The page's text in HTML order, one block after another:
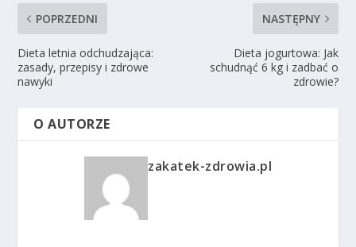
POPRZEDNI
Dieta letnia odchudzająca:
zasady, przepisy i zdrowe
nawyki
NASTĘPNY
Dieta jogurtowa: Jak
schudnąć 6 kg i zadbać o
zdrowie?
O AUTORZE
zakatek-zdrowia.pl